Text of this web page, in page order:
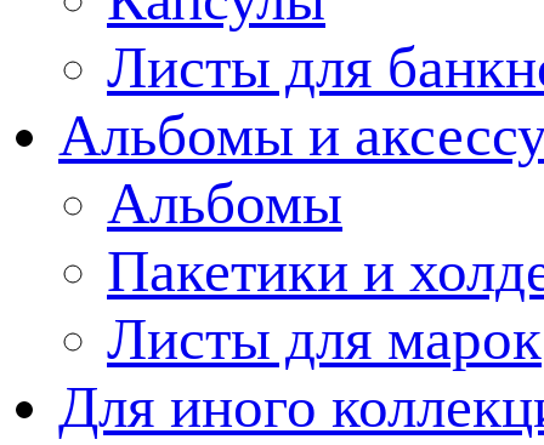
Листы для
Альбомы и
Альбомы
Пакетики и
Листы для марок
Для иного